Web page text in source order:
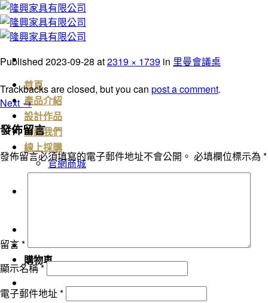
Skip
to
content
首頁
產品介紹
設計作品
聯絡我們
線上採購
官網商城
臉書粉絲頁
字:
購物車
Published 2023-09-28 at2319 × 1739 in 里曼會議桌
Trackbacks are closed, but you can post a comment.
Next →
發佈留言
發佈留言必須填寫的電子郵件地址不會公開。 必填欄位標示為 *
留言*
顯示名稱*
電子郵件地址*